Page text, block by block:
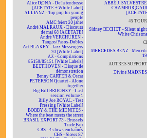
Alice DONA - De la tendresse
[ACÉTATE + White Label]
ALLIANZ - Top pop for young
people
AMC feiert 20 jahre
André MALRAUX - Discours
de mai 68 [ACÉTATE]
André VERCHUREN -
Tangos/Pasos-Dobles
Art BLAKEY - Jazz Messengers
70 [White Label]
AZ - Compilations
85150/85151 [White Labels]
BEETHOVEN - Disque de
démonstration
Benny CARTER & Oscar
PETERSON Quartet - Alone
together
Big Bill BROONZY - Last
session volume 1
Billy Joe ROYAL - Test
Pressing [White Label]
BOBBY & THE MIDNITES -
Where the beat meets the street
BRASIL EXPORT 73 - Brussels
Trade Fair
CBS - 4 slows enchaînés
CBS - Slows 87
ABBÉ J.
45
Sidney BECHET - Silent
White
MERCEDES BENZ -
AUTRES
Divine